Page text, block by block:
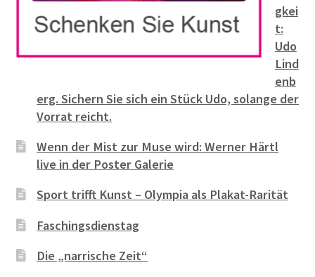
gkei
t:
Udo
Lind
enb
erg. Sichern Sie sich ein Stück Udo, solange der
Vorrat reicht.
Wenn der Mist zur Muse wird: Werner Härtl
live in der Poster Galerie
Sport trifft Kunst – Olympia als Plakat-Rarität
Faschingsdienstag
Die „narrische Zeit“